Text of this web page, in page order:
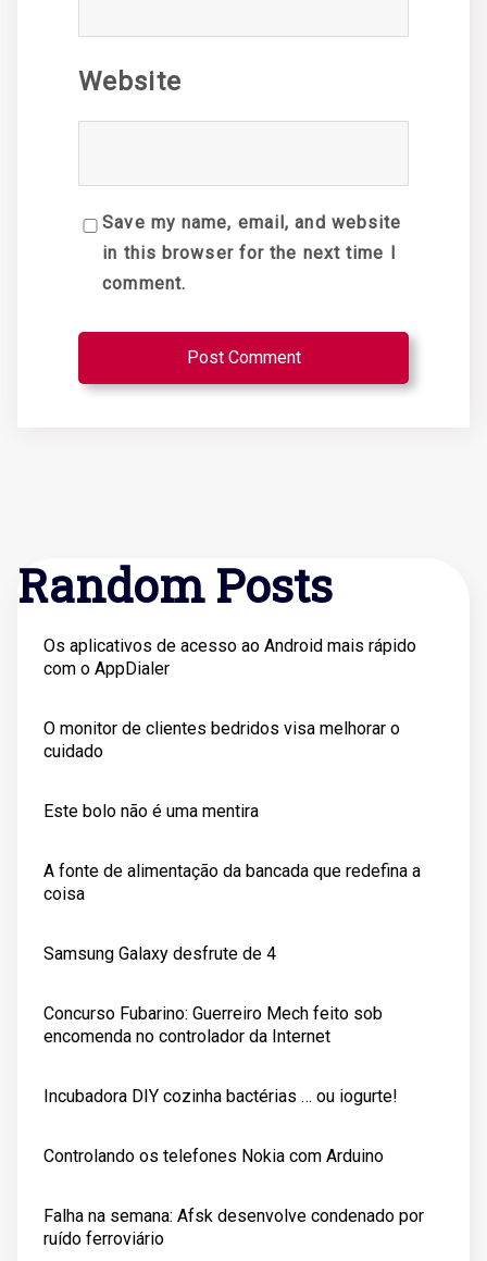
Website
Save my name, email, and website
in this browser for the next time I
comment.
Random Posts
Os aplicativos de acesso ao Android mais rápido
com o AppDialer
O monitor de clientes bedridos visa melhorar o
cuidado
Este bolo não é uma mentira
A fonte de alimentação da bancada que redefina a
coisa
Samsung Galaxy desfrute de 4
Concurso Fubarino: Guerreiro Mech feito sob
encomenda no controlador da Internet
Incubadora DIY cozinha bactérias … ou iogurte!
Controlando os telefones Nokia com Arduino
Falha na semana: Afsk desenvolve condenado por
ruído ferroviário